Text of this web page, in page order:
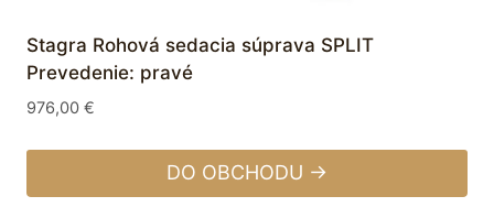
Stagra Rohová sedacia súprava SPLIT
Prevedenie: pravé
976,00 €
DO OBCHODU →